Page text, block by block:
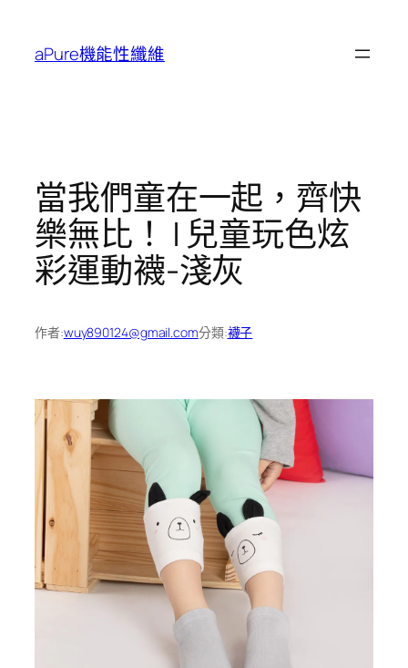
aPure機能性纖維
當我們童在一起，齊快
樂無比！ | 兒童玩色炫
彩運動襪-淺灰
作者:wuy890124@gmail.com分類:襪子